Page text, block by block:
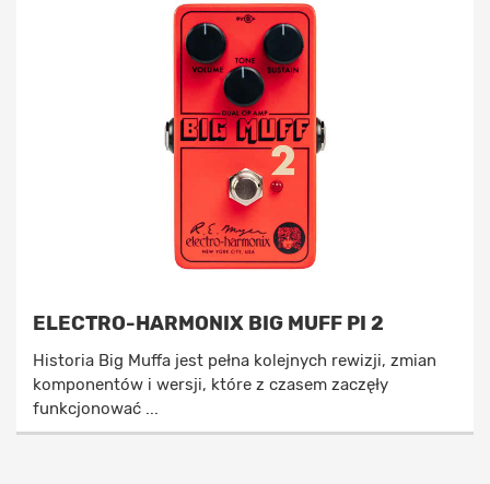
ELECTRO-HARMONIX BIG MUFF PI 2
Historia Big Muffa jest pełna kolejnych rewizji, zmian
komponentów i wersji, które z czasem zaczęły
funkcjonować ...